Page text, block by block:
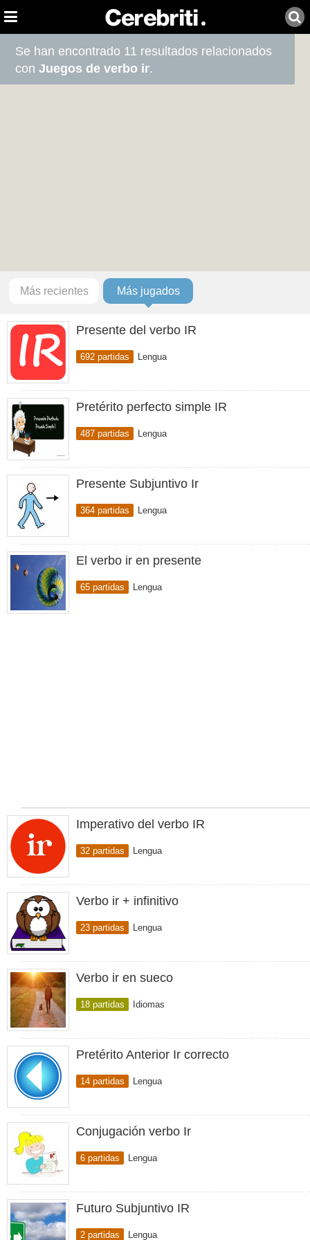
Se han encontrado 11 resultados relacionados
conJuegos de verbo ir.
Más recientes Más jugados
Presente del verbo IR
692 partidas Lengua
Pretérito perfecto simple IR
487 partidas Lengua
Presente Subjuntivo Ir
364 partidas Lengua
El verbo ir en presente
65 partidas Lengua
Imperativo del verbo IR
32 partidas Lengua
Verbo ir + infinitivo
23 partidas Lengua
Verbo ir en sueco
18 partidas Idiomas
Pretérito Anterior Ir correcto
14 partidas Lengua
Conjugación verbo Ir
6 partidas Lengua
Futuro Subjuntivo IR
2 partidas Lengua